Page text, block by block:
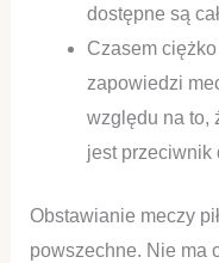
dostępne są
Czasem
zapowiedzi
względu na to,
jest przeciwnik
Obstawianie meczy
powszechne. Nie ma